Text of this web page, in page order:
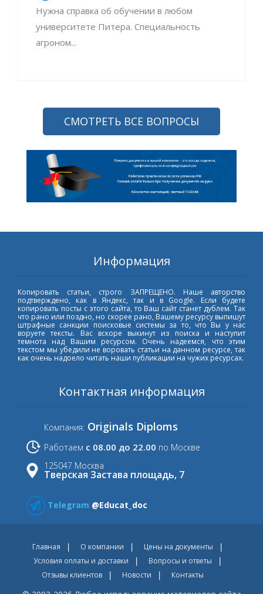
Нужна справка об обучении в любом
университете Питера. Специальность
агроном...
СМОТРЕТЬ ВСЕ ВОПРОСЫ
Информация
Копировать статьи, строго ЗАПРЕЩЕНО. Наше авторство
подтверждено, как в Яндекс, так и в Google. Если будете
копировать посты с этого сайта, то Ваш сайт станет дублем. Так
что рано или поздно, но скорее рано, Вашему ресурсу выпишут
штрафные санкции поисковые системы за то, что Вы у нас
воруете тексты. Вас вскоре выкинут из поиска и наступит
темнота над Вашим ресурсом. Очень надеемся, что этим
текстом мы убедили не воровать статьи на данном ресурсе, так
как очень надоело читать наши публикации на чужих ресурсах.
Контактная информация
Компания: Originals Diploms
Работаем с 08.00 до 22.00 по Москве
125047 Москва
Тверская Застава площадь, 7
Telegram @Educat_doc
Главная О компании
Цены на документы
Условия оплаты и доставки
Вопросы и ответы
Отзывы клиентов
Новости Контакты